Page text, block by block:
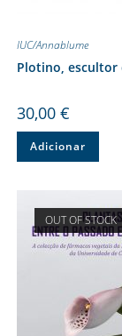
IUC/Annablume
Plotino, escultor
30,00 €
Adicionar
OUT OF STOCK